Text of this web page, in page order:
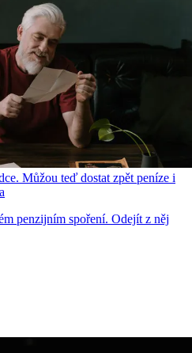
Můžou teď dostat zpět peníze i
penzijním spoření. Odejít z něj